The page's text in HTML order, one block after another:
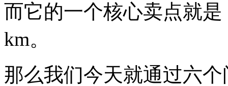
而它的一个核心卖点就
km。
那么我们今天就通过六